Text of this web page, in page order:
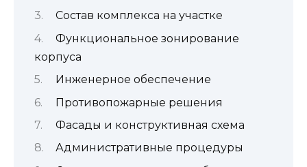
Состав комплекса на участке
Функциональное зонирование
корпуса
Инженерное обеспечение
Противопожарные решения
Фасады и конструктивная схема
Административные процедуры